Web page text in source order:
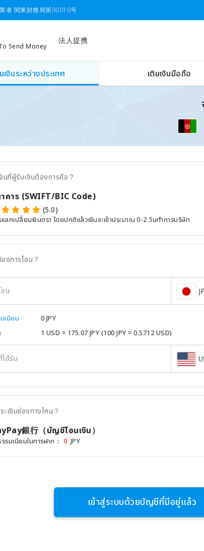
者 関東財務局第00010号
Send Money
法人提携
เงินระหว่างประเทศ เติมเงินมือถือ
นที่ผู้รับเงินต้องการคือ？
คาร (SWIFT/BIC Code)
(5.0)
แลกเปลี่ยนเงินตรา โดยปกติแล้วเงินจะเข้าประมาณ 0-2 วันทำการบริษัท
งการโอน？
น
เนียม
0 JPY
1 USD = 175.07 JPY (100 JPY = 0.5712 USD)
ได้รับ
ะเงินช่องทางไหน？
銀行（บัญชีโอนเงิน）
รมเนียมในการฝาก： 0 JPY
เข้าสู่ระบบด้วยบัญชีที่มีอยู่แล้ว